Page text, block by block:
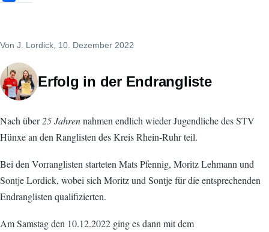
e
Von J. Lordick , 10. Dezember 2022
Erfolg in der Endrangliste
Nach über25 Jahrennahmen endlich wieder Jugendliche des STV
Hünxe an den Ranglisten des Kreis Rhein-Ruhr teil.
Bei den Vorranglisten starteten Mats Pfennig, Moritz Lehmann und
Sontje Lordick, wobei sich Moritz und Sontje für die entsprechenden
Endranglisten qualifizierten.
Am Samstag den 10.12.2022 ging es dann mit dem